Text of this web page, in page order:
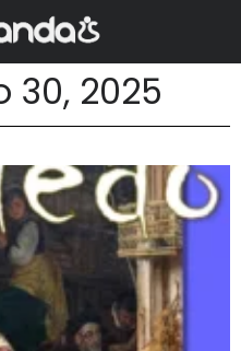
30, 2025